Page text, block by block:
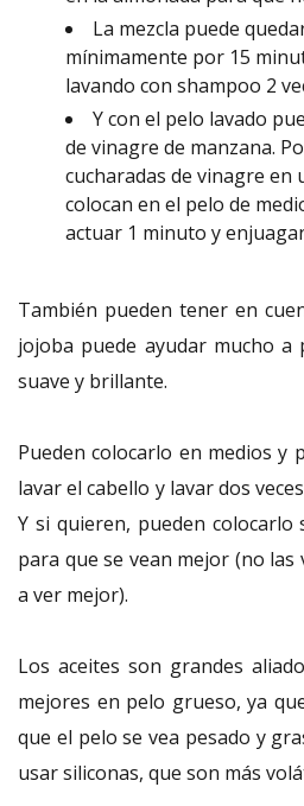
La mezcla puede
mínimamente por 15
lavando con shampoo 2
Y con el pelo lavado
de vinagre de manzana.
cucharadas de vinagre en
colocan en el pelo de
actuar 1 minuto y
También pueden tener en
jojoba puede ayudar mucho
suave y brillante.
Pueden colocarlo en medios y
lavar el cabello y lavar dos
Y si quieren, pueden
para que se vean mejor (no
a ver mejor).
Los aceites son grandes
mejores en pelo grueso, ya
que el pelo se vea pesado y
usar siliconas, que son más